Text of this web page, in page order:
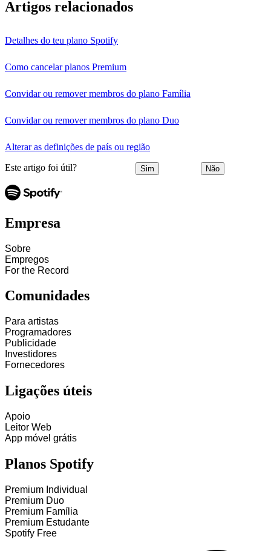
Artigos relacionados
Detalhes do teu plano Spotify
Como cancelar planos Premium
Convidar ou remover membros do plano Família
Convidar ou remover membros do plano Duo
Alterar as definições de país ou região
Este artigo foi útil? Sim Não
Empresa
Sobre
Empregos
For the Record
Comunidades
Para artistas
Programadores
Publicidade
Investidores
Fornecedores
Ligações úteis
Apoio
Leitor Web
App móvel grátis
Planos Spotify
Premium Individual
Premium Duo
Premium Família
Premium Estudante
Spotify Free